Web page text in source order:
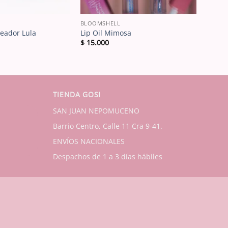
Lula
BLOOMSHELL
Lip Oil Mimosa
$15.000
TIENDA GOSI
SAN JUAN NEPOMUCENO
Barrio Centro, Calle 11 Cra 9-41.
ENVÍOS NACIONALES
Despachos de 1 a 3 días hábiles